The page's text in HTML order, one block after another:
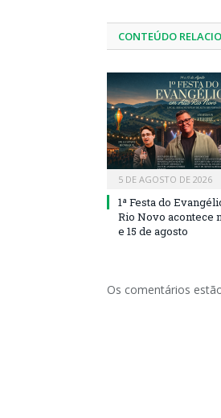
CONTEÚDO
5 DE AGOSTO DE 2026
1ª Festa do
Rio Novo acontece
e 15 de agosto
Os comentários